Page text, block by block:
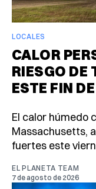
LOCALES
CALOR
RIESGO DE
ESTE FIN
El calor húmedo
Massachusetts,
fuertes este
EL PLANETA TEAM
7 de agosto de 2026